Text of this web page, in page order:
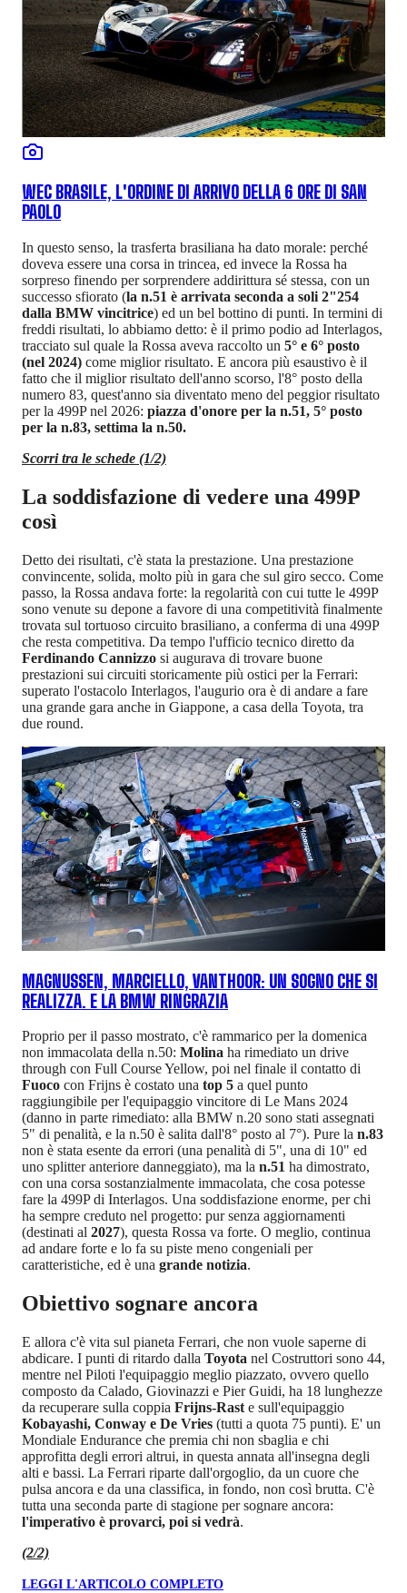
WEC BRASILE, L'ORDINE DI ARRIVO DELLA 6 ORE DI SAN
PAOLO
In questo senso, la trasferta brasiliana ha dato morale: perché
doveva essere una corsa in trincea, ed invece la Rossa ha
sorpreso finendo per sorprendere addirittura sé stessa, con un
successo sfiorato (la n.51 è arrivata seconda a soli 2"254
dalla BMW vincitrice) ed un bel bottino di punti. In termini di
freddi risultati, lo abbiamo detto: è il primo podio ad Interlagos,
tracciato sul quale la Rossa aveva raccolto un 5° e 6° posto
(nel 2024) come miglior risultato. E ancora più esaustivo è il
fatto che il miglior risultato dell'anno scorso, l'8° posto della
numero 83, quest'anno sia diventato meno del peggior risultato
per la 499P nel 2026: piazza d'onore per la n.51, 5° posto
per la n.83, settima la n.50.
Scorri tra le schede (1/2)
La soddisfazione di vedere una 499P
così
Detto dei risultati, c'è stata la prestazione. Una prestazione
convincente, solida, molto più in gara che sul giro secco. Come
passo, la Rossa andava forte: la regolarità con cui tutte le 499P
sono venute su depone a favore di una competitività finalmente
trovata sul tortuoso circuito brasiliano, a conferma di una 499P
che resta competitiva. Da tempo l'ufficio tecnico diretto da
Ferdinando Cannizzo si augurava di trovare buone
prestazioni sui circuiti storicamente più ostici per la Ferrari:
superato l'ostacolo Interlagos, l'augurio ora è di andare a fare
una grande gara anche in Giappone, a casa della Toyota, tra
due round.
MAGNUSSEN, MARCIELLO, VANTHOOR: UN SOGNO CHE SI
REALIZZA. E LA BMW RINGRAZIA
Proprio per il passo mostrato, c'è rammarico per la domenica
non immacolata della n.50: Molina ha rimediato un drive
through con Full Course Yellow, poi nel finale il contatto di
Fuoco con Frijns è costato una top 5 a quel punto
raggiungibile per l'equipaggio vincitore di Le Mans 2024
(danno in parte rimediato: alla BMW n.20 sono stati assegnati
5" di penalità, e la n.50 è salita dall'8° posto al 7°). Pure la n.83
non è stata esente da errori (una penalità di 5", una di 10" ed
uno splitter anteriore danneggiato), ma la n.51 ha dimostrato,
con una corsa sostanzialmente immacolata, che cosa potesse
fare la 499P di Interlagos. Una soddisfazione enorme, per chi
ha sempre creduto nel progetto: pur senza aggiornamenti
(destinati al 2027), questa Rossa va forte. O meglio, continua
ad andare forte e lo fa su piste meno congeniali per
caratteristiche, ed è una grande notizia.
Obiettivo sognare ancora
E allora c'è vita sul pianeta Ferrari, che non vuole saperne di
abdicare. I punti di ritardo dalla Toyota nel Costruttori sono 44,
mentre nel Piloti l'equipaggio meglio piazzato, ovvero quello
composto da Calado, Giovinazzi e Pier Guidi, ha 18 lunghezze
da recuperare sulla coppia Frijns-Rast e sull'equipaggio
Kobayashi, Conway e De Vries (tutti a quota 75 punti). E' un
Mondiale Endurance che premia chi non sbaglia e chi
approfitta degli errori altrui, in questa annata all'insegna degli
alti e bassi. La Ferrari riparte dall'orgoglio, da un cuore che
pulsa ancora e da una classifica, in fondo, non così brutta. C'è
tutta una seconda parte di stagione per sognare ancora:
l'imperativo è provarci, poi si vedrà.
(2/2)
LEGGI L'ARTICOLO COMPLETO